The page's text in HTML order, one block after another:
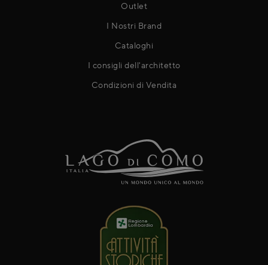
Outlet
I Nostri Brand
Cataloghi
I consigli dell'architetto
Condizioni di Vendita